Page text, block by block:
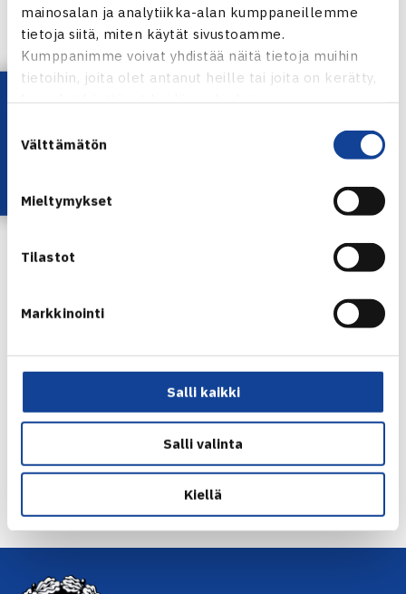
mainosalan ja analytiikka-alan kumppaneillemme
tietoja siitä, miten käytät sivustoamme.
Kumppanimme voivat yhdistää näitä tietoja muihin
tietoihin, joita olet antanut heille tai joita on kerätty,
kun olet käyttänyt heidän palvelujaan.
valinta
Välttämätön
Mieltymykset
Tilastot
Markkinointi
Salli kaikki
Salli valinta
Kiellä
Tytöt 18
Jennifer Holmberg
Juulia Manner
lohdutussarjassa, otteluiden tuloksia voi seurata
Pojat 16
← Edellinen
Seuraava uutinen: Jarkko Nieminen taisteli… →
Lataa OmaTennis!